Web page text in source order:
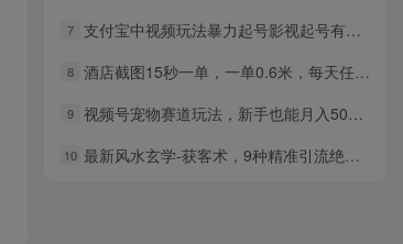
7 支付宝中视频玩法暴力起号影视起号有播放即可获得收益（带素材）
8 酒店截图15秒一单，一单0.6米，每天任务无上限，全网首发可矩阵单日收益3张【揭秘】
9 视频号宠物赛道玩法，新手也能月入5000+（实战全拆解）
10 最新风水玄学-获客术，9种精准引流绝技（专题课）